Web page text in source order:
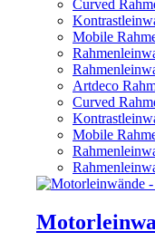
Curved
Mobile
Artdeco
Curved
Mobile